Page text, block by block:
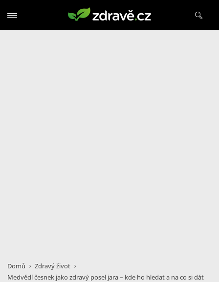
Domů
Zdravý život
Medvědí česnek jako zdravý posel jara – kde ho hledat a na co si dát